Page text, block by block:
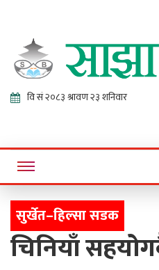
Online News Portal
सुर्खेत–हिल्सा सडक
चिनियाँ